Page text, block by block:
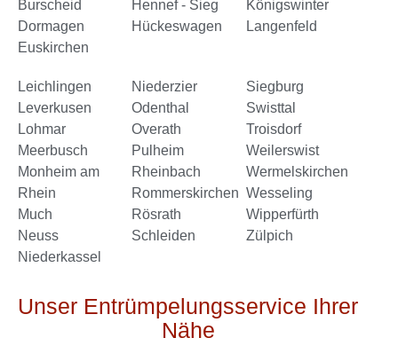
Burscheid
Dormagen
Euskirchen
Hennef - Sieg
Hückeswagen
Königswinter
Langenfeld
Leichlingen
Leverkusen
Lohmar
Meerbusch
Monheim am
Rhein
Much
Neuss
Niederkassel
Niederzier
Odenthal
Overath
Pulheim
Rheinbach
Rommerskirchen
Rösrath
Schleiden
Siegburg
Swisttal
Troisdorf
Weilerswist
Wermelskirchen
Wesseling
Wipperfürth
Zülpich
Unser Entrümpelungsservice Ihrer
Nähe